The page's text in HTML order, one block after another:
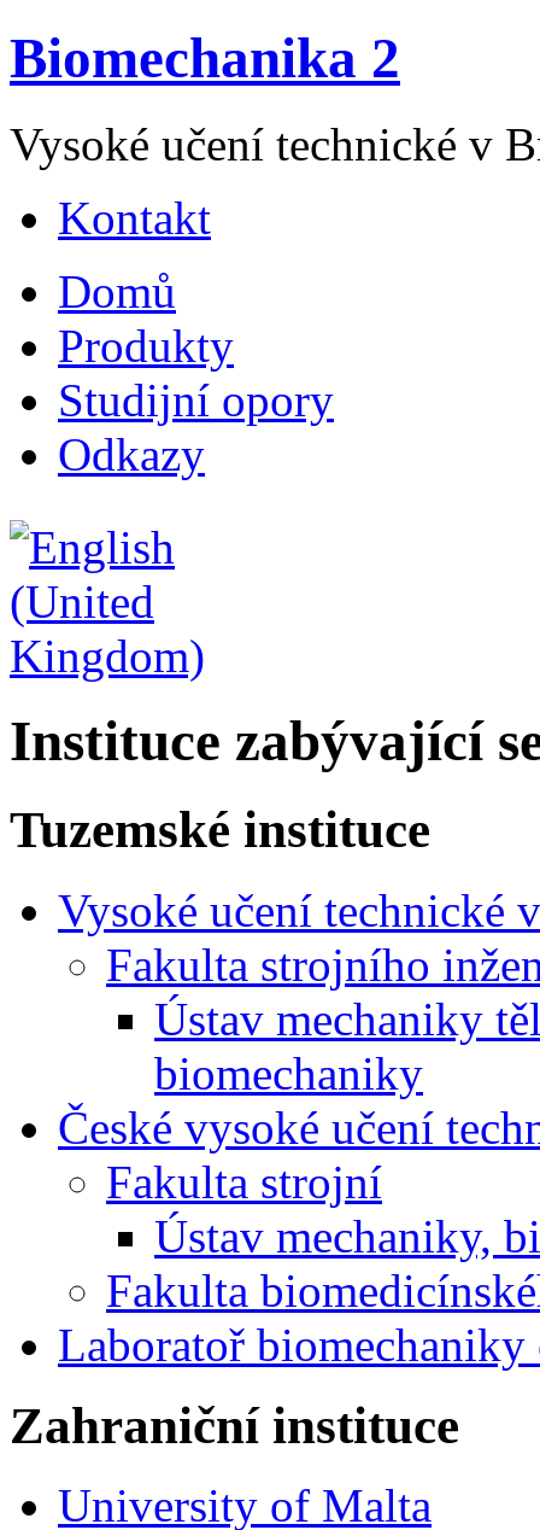
Biomechanika 2
Vysoké učení technické v
Kontakt
Domů
Produkty
Studijní opory
Odkazy
Instituce zabývající
Tuzemské instituce
Vysoké učení technické
Fakulta strojního
Ústav mechaniky
biomechaniky
České vysoké učení
Fakulta strojní
Ústav mechaniky,
Fakulta
Laboratoř biomechaniky
Zahraniční instituce
University of Malta